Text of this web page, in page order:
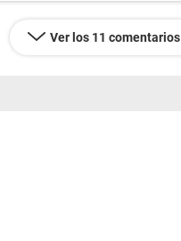
Ver los 11 comentarios